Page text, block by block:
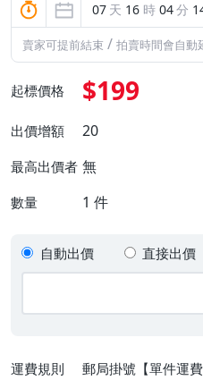
07 天 16 時 04分
賣家可提前結束 / 拍賣時間會自動
起標價格 $199
出價增額 20
最高出價者 無
數量 1 件
自動出價 直接出價
運費規則
郵局掛號【單件運